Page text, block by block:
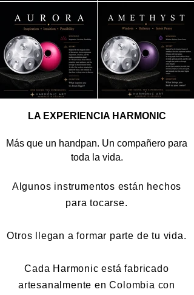
LA EXPERIENCIA HARMONIC
Más que un handpan. Un compañero para
toda la vida.
Algunos instrumentos están hechos
para tocarse.
Otros llegan a formar parte de tu vida.
Cada Harmonic está fabricado
artesanalmente en Colombia con